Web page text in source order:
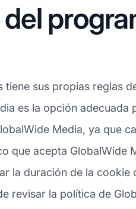
tiene sus propias reglas
es la opción
Media, ya que
que acepta
la duración de la
revisar la política de